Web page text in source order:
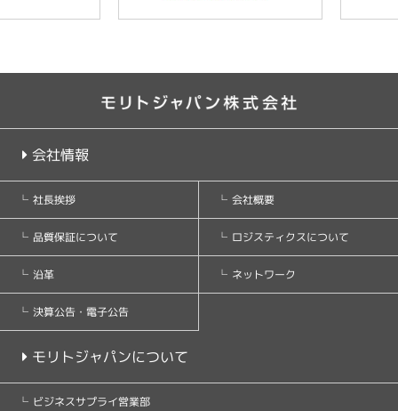
会社情報
社長挨拶 会社概要
品質保証について ロジスティクスについて
沿革 ネットワーク
決算公告・電子公告
モリトジャパンについて
ビジネスサプライ営業部